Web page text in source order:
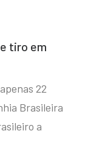
tiro em
22
Brasileira
a